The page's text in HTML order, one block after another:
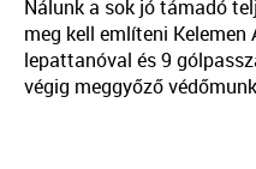
Nálunk a sok jó támadó
meg kell említeni
lepattanóval és 9
végig meggyőző